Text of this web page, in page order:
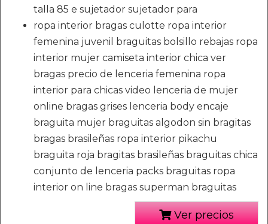
talla 85 e sujetador sujetador para
ropa interior bragas culotte ropa interior
femenina juvenil braguitas bolsillo rebajas ropa
interior mujer camiseta interior chica ver
bragas precio de lenceria femenina ropa
interior para chicas video lenceria de mujer
online bragas grises lenceria body encaje
braguita mujer braguitas algodon sin bragitas
bragas brasileñas ropa interior pikachu
braguita roja bragitas brasileñas braguitas chica
conjunto de lenceria packs braguitas ropa
interior on line bragas superman braguitas
Ver precios